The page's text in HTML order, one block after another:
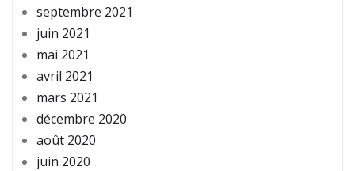
septembre 2021
juin 2021
mai 2021
avril 2021
mars 2021
décembre 2020
août 2020
juin 2020